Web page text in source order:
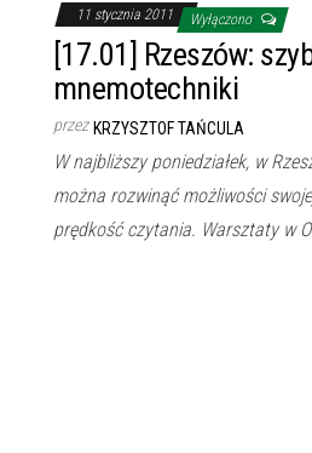
11 stycznia 2011 Wyłączono
[17.01] Rzeszów:
mnemotechniki
przez KRZYSZTOF TAŃCULA
W najbliższy poniedziałek, w
można rozwinąć możliwości
prędkość czytania. Warsztaty w